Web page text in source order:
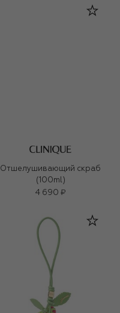
Отшелушивающий скраб
(100ml)
4 690 ₽